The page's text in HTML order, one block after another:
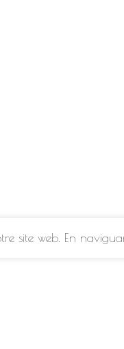
site web. En